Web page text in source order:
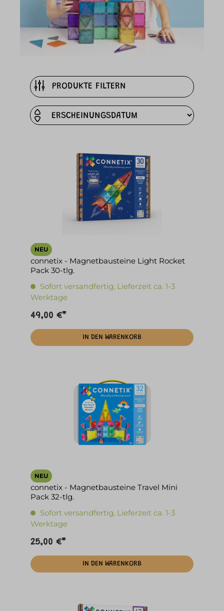
PRODUKTE FILTERN
NEU
connetix - Magnetbausteine Light Rocket
Pack 30-tlg.
Sofort versandfertig, Lieferzeit ca. 1-3
Werktage
49,00 €*
IN DEN WARENKORB
NEU
connetix - Magnetbausteine Travel Mini
Pack 32-tlg.
Sofort versandfertig, Lieferzeit ca. 1-3
Werktage
25,00 €*
IN DEN WARENKORB